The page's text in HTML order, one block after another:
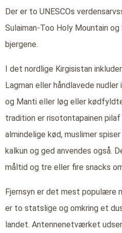
Der er to UNESCOs
Sulaiman-Too Holy Mountain og
bjergene.
I det nordlige Kirgisistan
Lagman eller håndlavede
og Manti eller løg eller
tradition er risotontapainen
almindelige kød, muslimer
kalkun og ged anvendes også.
måltid og tre eller fire snacks
Fjernsyn er det mest populære
er to statslige og omkring et
landet. Antennenetværket